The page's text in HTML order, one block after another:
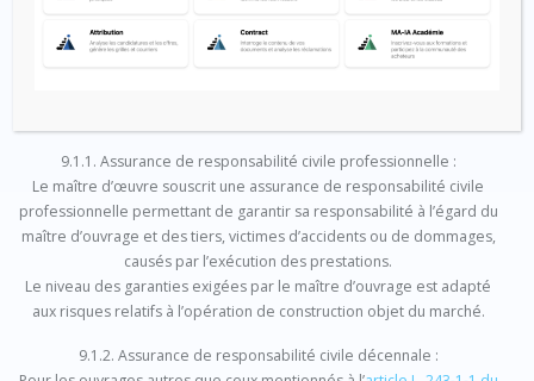
Article 9 – Assurances
9.1.1. Assurance de responsabilité civile professionnelle :
Le maître d’œuvre souscrit une assurance de responsabilité civile
professionnelle permettant de garantir sa responsabilité à l’égard du
maître d’ouvrage et des tiers, victimes d’accidents ou de dommages,
causés par l’exécution des prestations.
Le niveau des garanties exigées par le maître d’ouvrage est adapté
aux risques relatifs à l’opération de construction objet du marché.
9.1.2. Assurance de responsabilité civile décennale :